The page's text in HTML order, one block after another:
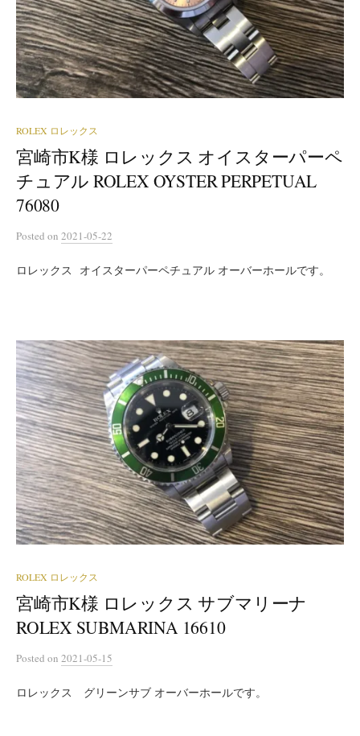
ROLEX ロレックス
宮崎市K様 ロレックス オイスターパーペ
チュアル ROLEX OYSTER PERPETUAL
76080
Posted on 2021-05-22
ロレックス オイスターパーペチュアル オーバーホールです。
ROLEX ロレックス
宮崎市K様 ロレックス サブマリーナ
ROLEX SUBMARINA 16610
Posted on 2021-05-15
ロレックス グリーンサブ オーバーホールです。